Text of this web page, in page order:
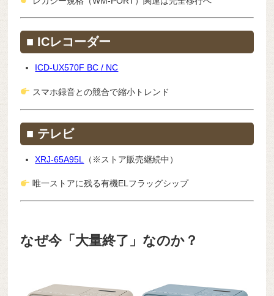
■ ICレコーダー
ICD-UX570F BC / NC
スマホ録音との競合で縮小トレンド
■ テレビ
XRJ-65A95L （※ストア販売継続中）
唯一ストアに残る有機ELフラッグシップ
なぜ今「大量終了」なのか？